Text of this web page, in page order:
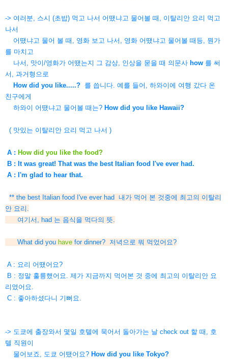
-> 여러분, 스시 (초밥) 먹고 나서 어땠냐고 물어볼 때, 이탈리안 요리 먹고
나서
어땠냐고 물어 볼 때, 영화 보고 나서, 영화 어땠냐고 물어볼 때등, 뭔가
를 마치고
나서, 맛이/영화가 어땠는지 그 감상, 인상을 묻을 때 의문사 how 를 써
서, 과거형으로
How did you like.....? 를 씁니다. 예를 들어, 하와이에 여행 갔다 온
친구에게
하와이 어땠냐고 물어볼 때는? How did you like Hawaii?
( 맛있는 이탈리안 요리 먹고 나서 )
A : How did you like the food?
B : It was great! That was the best Italian food I've ever had.
A : I'm glad to hear that.
** the best Italian food I've ever had 내가 먹어 본 것중에 최고의 이탈리
안 요리.
여기서, had 는 음식을 먹다의 뜻.
What did you have for dinner? 저녁으로 뭐 먹었어요?
A : 요리 어땠어요?
B : 정말 훌륭했어요. 제가 지금까지 먹어본 것 중에 최고의 이탈리안 요
리였어요.
C : 좋아하셨다니 기뻐요.
-> 도쿄에 출장와서 몇일 호텔에 묵어서 돌아가는 날 check out 할 때, 호
텔 직원이
물어보죠, 도쿄 어땠어요? How did you like Tokyo?